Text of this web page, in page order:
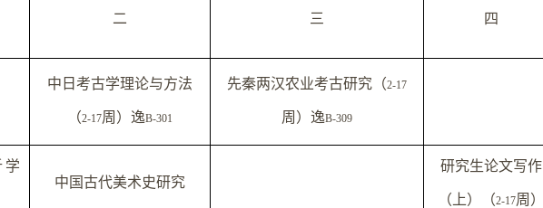
二 三 四
中日考古学理论与方法
（2-17周）逸B-301
先秦两汉农业考古研究（2-17
周）逸B-309
学
中国古代美术史研究
研究生论文写作
（上）（2-17周）